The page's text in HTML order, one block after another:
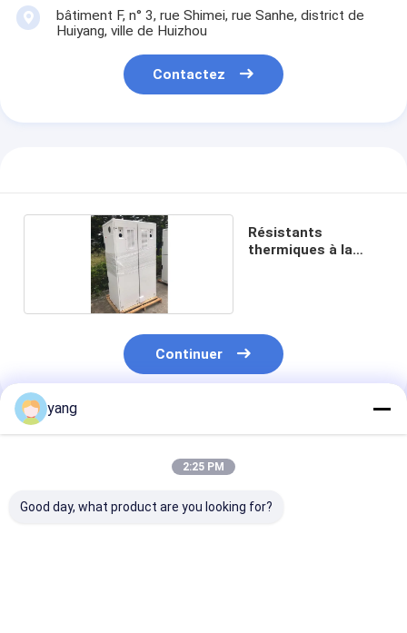
bâtiment F, n° 3, rue Shimei, rue Sanhe, district de
Huiyang, ville de Huizhou
Contactez
Résistants
thermiques à la
Continuer
Produits Recommandés
yang
2:25 PM
Good day, what product are you looking for?